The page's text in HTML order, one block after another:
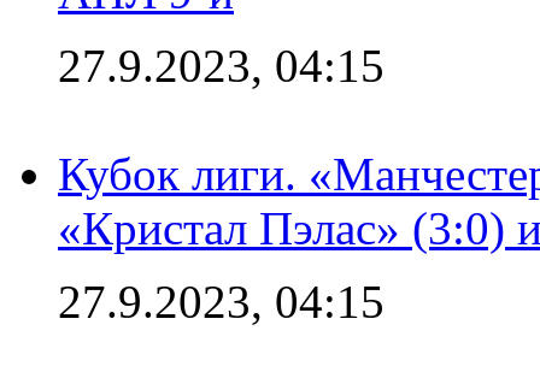
27.9.2023, 04:15
Кубок лиги.
«Кристал Пэлас» (3:0)
27.9.2023, 04:15